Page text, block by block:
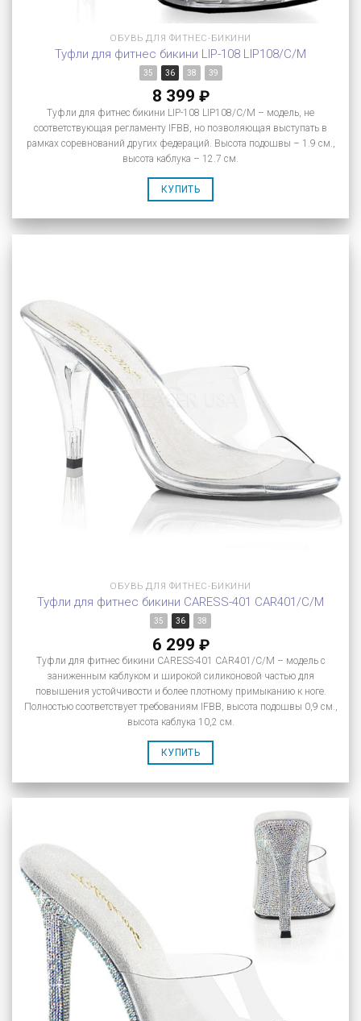
ОБУВЬ ДЛЯ ФИТНЕС-БИКИНИ
Туфли для фитнес бикини LIP-108 LIP108/C/M
35 36 38 39
8 399 ₽
Туфли для фитнес бикини LIP-108 LIP108/C/M – модель, не
соответствующая регламенту IFBB, но позволяющая выступать в
рамках соревнований других федераций. Высота подошвы – 1.9 см.,
высота каблука – 12.7 см.
КУПИТЬ
ОБУВЬ ДЛЯ ФИТНЕС-БИКИНИ
Туфли для фитнес бикини CARESS-401 CAR401/C/M
35 36 38
6 299 ₽
Туфли для фитнес бикини CARESS-401 CAR401/C/M – модель с
заниженным каблуком и широкой силиконовой частью для
повышения устойчивости и более плотному примыканию к ноге.
Полностью соответствует требованиям IFBB, высота подошвы 0,9 см.,
высота каблука 10,2 см.
КУПИТЬ